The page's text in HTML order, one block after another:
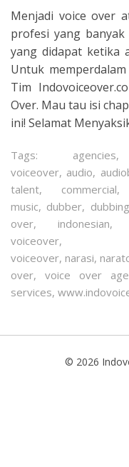
Menjadi voice over
profesi yang
yang didapat ketika
Untuk
Tim
Over. Mau tau isi
ini! Selamat
Tags: agencies
voiceover, audio,
talent, commercial
music, dubber, dubbing
over, indonesian,
voiceover
voiceover, narasi,
over,voice over
services,
© 2026